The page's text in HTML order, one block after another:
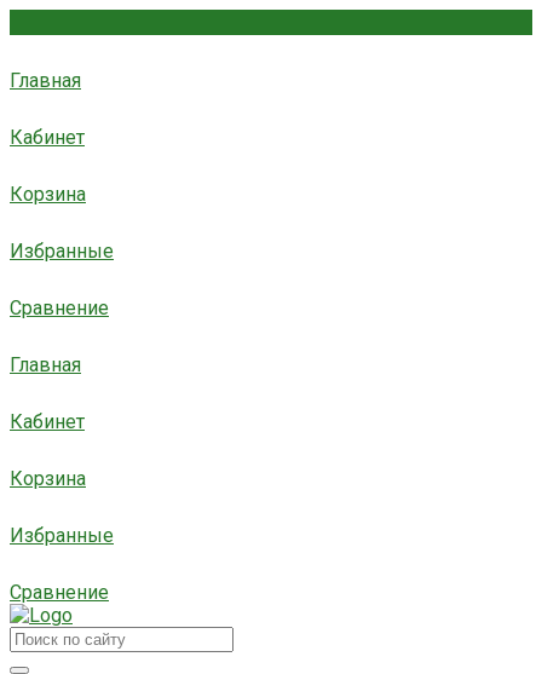
Главная
Кабинет
Корзина
Избранные
Сравнение
Главная
Кабинет
Корзина
Избранные
Сравнение